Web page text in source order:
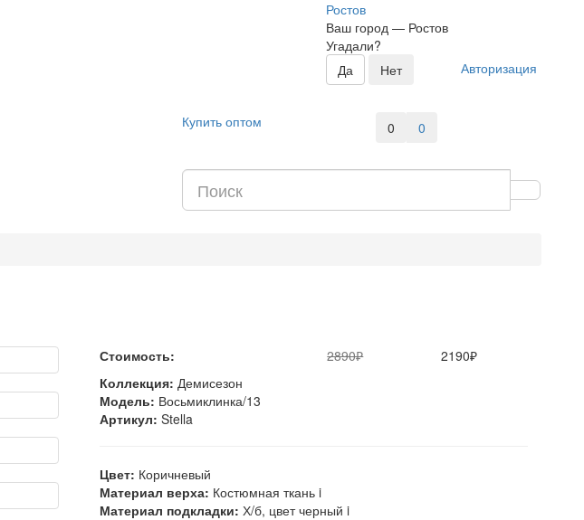
Ростов
Ваш город — Ростов
Угадали?
Авторизация
Купить оптом 0 0
Стоимость: 2890₽
2190₽
Коллекция: Демисезон
Модель: Восьмиклинка/13
Артикул: Stella
Цвет: Коричневый
Материал верха: Костюмная ткань i
Материал подкладки: Х/б, цвет черный i